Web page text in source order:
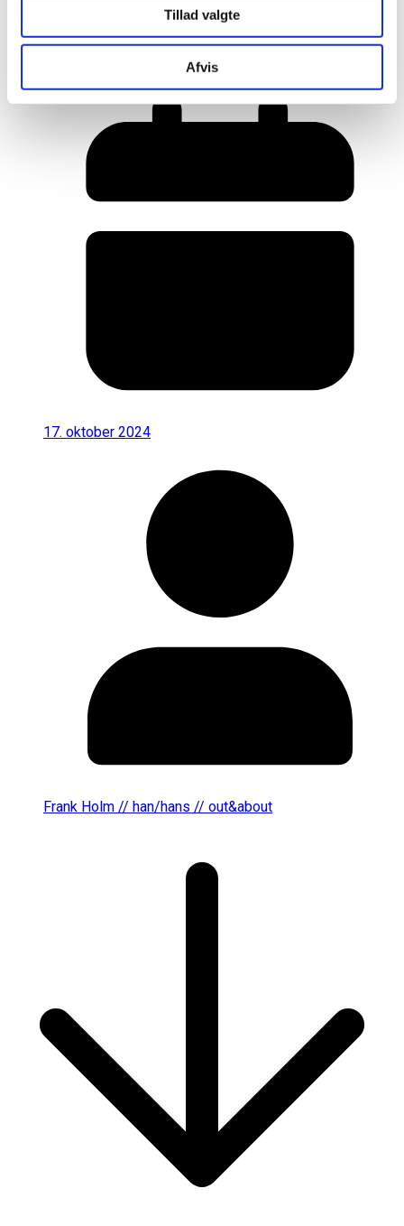
Tillad valgte
Afvis
Her er alle vinderne fra årets Danish
Rainbow Awards
17. oktober 2024
Frank Holm // han/hans // out&about